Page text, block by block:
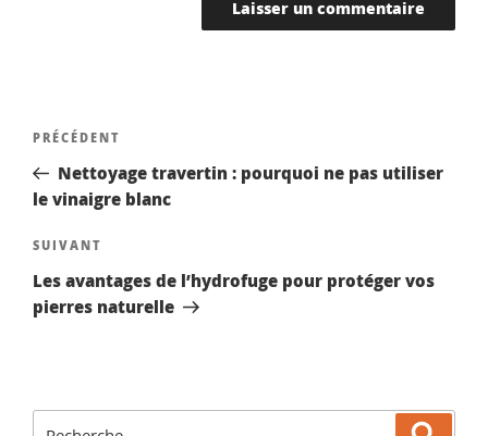
Navigation
l’article
Article
précédent
PRÉCÉDENT
Nettoyage travertin : pourquoi ne pas utiliser
le vinaigre blanc
Article
suivant
SUIVANT
Les avantages de l’hydrofuge pour protéger vos
pierres naturelle